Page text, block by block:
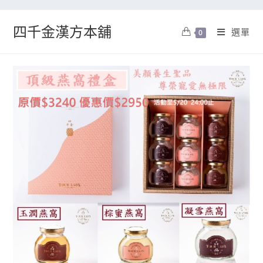
四千金漢方本舖 0 選單